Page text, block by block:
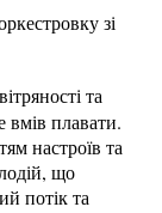
зі
та
плавати.
настроїв та
що
потік та